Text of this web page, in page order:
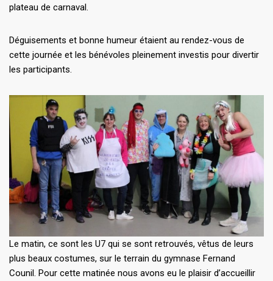
plateau de carnaval.
Déguisements et bonne humeur étaient au rendez-vous de
cette journée et les bénévoles pleinement investis pour divertir
les participants.
Le matin, ce sont les U7 qui se sont retrouvés, vêtus de leurs
plus beaux costumes, sur le terrain du gymnase Fernand
Counil. Pour cette matinée nous avons eu le plaisir d’accueillir